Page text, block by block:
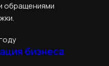
обращениями
бизнеса